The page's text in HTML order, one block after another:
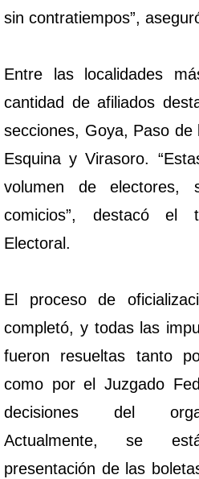
sin contratiempos”,
Entre las localidades
cantidad de afiliados
secciones, Goya, Paso de
Esquina y Virasoro.
volumen de electores,
comicios”, destacó
Electoral.
El proceso de
completó, y todas las
fueron resueltas tanto
como por el Juzgado
decisiones del
Actualmente, se
presentación de las